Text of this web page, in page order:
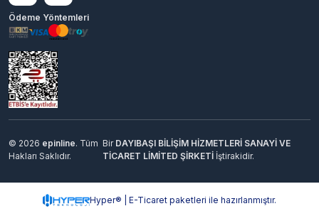
Ödeme Yöntemleri
© 2026 epinline. Tüm
Hakları Saklıdır.
Bir DAYIBAŞI BİLİŞİM HİZMETLERİ SANAYİ VE
TİCARET LİMİTED ŞİRKETİ İştirakidir.
Hyper® | E-Ticaret paketleri ile hazırlanmıştır.